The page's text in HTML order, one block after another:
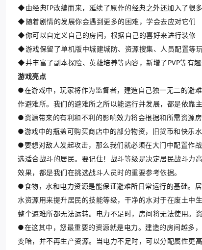
◆由经典IP改编而来，延续了原作的经典之外还加入了很
◆随着剧情的发展你会遇到更多的困难，学会去应对它们
◆你可以自定义自己的房间，根据自己的喜好来进行装修
◆游戏保留了单机版中城建城防、资源搜集、人员配置等
◆并丰富了副本探险、英雄培养等内容，新增了PVP等有
游戏亮点
●在游戏中，玩家将作为监督者，建造自己独一无二的避
作避难所。我们的避难所之所以能运行并发展，都是依靠
●资源带来的有利和不利的影响效力将会根据和所需资源房
●游戏中的瓶盖可购买商店中的部分物资，旧货币和快乐水
●要想对敌人发起攻击，那么我们就必须在大门中配置作
选适合战斗的居民。要记住！战斗等级是决定居民战斗力
效果，都是我们在挑选战斗人员时的重要参考依据。
●食物，水和电力资源是能保证避难所日常运行的基础。
水资源用来提升居民的技能等级，干净的水对于在废土中
整个避难所都无法运转。电力不足时，房间将无法使用。
●在这其中，您最重要的资源就是电力。建造的房间越多
变暗，并不再生产资源。当电力不足时，可以分配属性更